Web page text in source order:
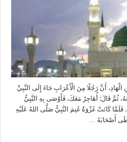
أَنَّ رَجُلًا مِنَ الْأَعْرَابِ جَاءَ إِلَى النَّبِيِّ
ثُمَّ قَالَ: أُهَاجِرُ مَعَكَ، فَأَوْصَى بِهِ النَّبِيُّ
كَانَتْ غَزْوَةٌ غَنِمَ النَّبِيُّ صَلَّى اللهُ عَلَيْهِ
أَصْحَابَهُ …